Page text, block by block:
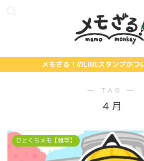
メモざる！のLINEスタンプがつ
― TAG ―
４月
ひとくちメモ【雑学】